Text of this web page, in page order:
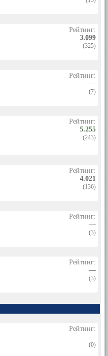
Рейтинг:
3.099
(325)
Рейтинг:
—
(7)
Рейтинг:
5.255
(243)
Рейтинг:
4.021
(136)
Рейтинг:
—
(3)
Рейтинг:
—
(3)
Рейтинг:
—
(0)